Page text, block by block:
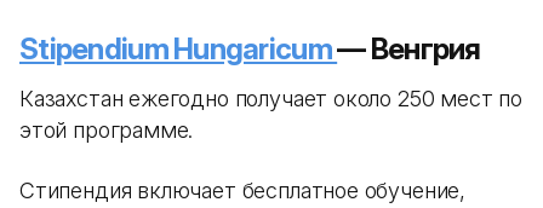
Stipendium Hungaricum— Венгрия
Казахстан ежегодно получает около 250 мест по
этой программе.
Стипендия включает бесплатное обучение,